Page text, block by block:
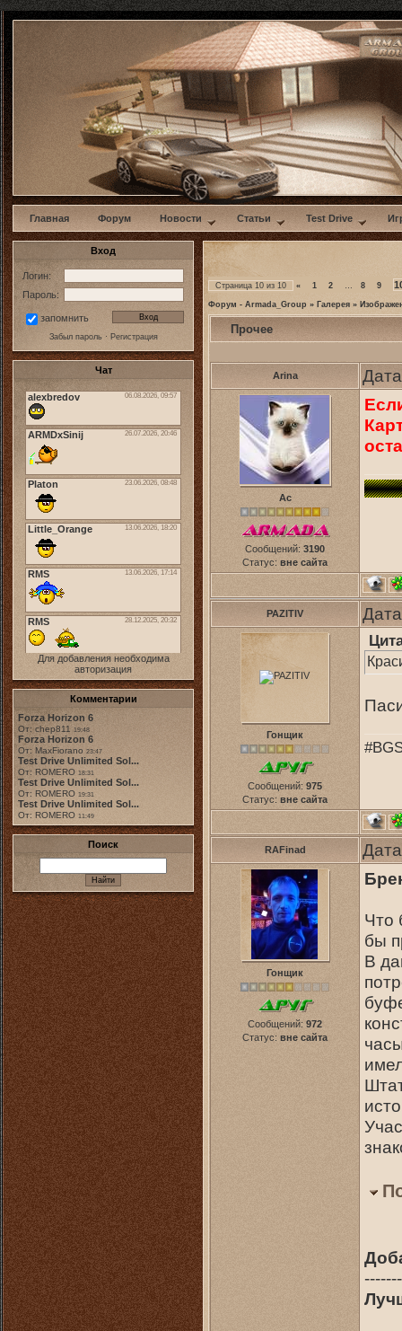
w
Главная Форум Новости Статьи Test Drive
Вход
Логин:
Пароль:
запомнить
Забыл пароль· Регистрация
Чат
Для добавления необходима
авторизация
Комментарии
Forza Horizon 6
От: chep811 19:48
Forza Horizon 6
От: MaxFiorano 23:47
Test Drive Unlimited Sol...
От: ROMERO 18:31
Test Drive Unlimited Sol...
От: ROMERO 19:31
Test Drive Unlimited Sol...
От: ROMERO 11:49
Поиск
Страница 10 из 10 « 1 2 … 8 9
Форум - Armada_Group » Галерея »
Прочее
Arina
Ас
Сообщений: 3190
Статус: вне сайта
PAZITIV
Гонщик
Сообщений: 975
Статус: вне сайта
RAFinad
Гонщик
Сообщений: 972
Статус: вне сайта
Что
бы
В